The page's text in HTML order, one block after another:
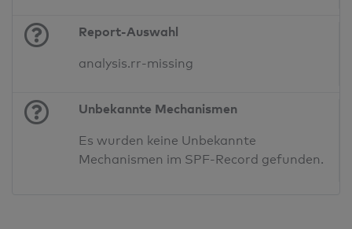
Report-Auswahl
analysis.rr-missing
Unbekannte Mechanismen
Es wurden keine Unbekannte
Mechanismen im SPF-Record gefunden.